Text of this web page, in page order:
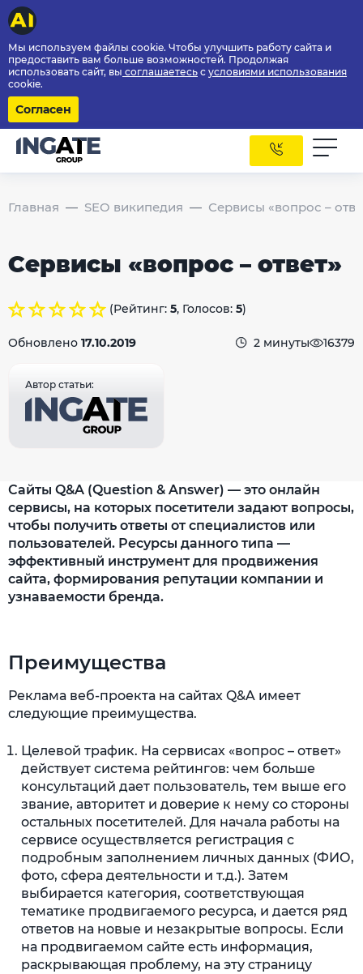
Мы используем файлы cookie. Чтобы улучшить работу сайта и
предоставить вам больше возможностей. Продолжая
использовать сайт, вы соглашаетесь с условиями использования
cookie.
Согласен
Главная SEO википедия Сервисы «вопрос –
Сервисы «вопрос – ответ»
(Рейтинг: 5, Голосов: 5)
Обновлено 17.10.2019 2 минуты 16379
Автор статьи:
Сайты Q&A (Question & Answer) — это онлайн
сервисы, на которых посетители задают вопросы,
чтобы получить ответы от специалистов или
пользователей. Ресурсы данного типа —
эффективный инструмент для продвижения
сайта, формирования репутации компании и
узнаваемости бренда.
Преимущества
Реклама веб-проекта на сайтах Q&A имеет
следующие преимущества.
Целевой трафик. На сервисах «вопрос – ответ»
действует система рейтингов: чем больше
консультаций дает пользователь, тем выше его
звание, авторитет и доверие к нему со стороны
остальных посетителей. Для начала работы на
сервисе осуществляется регистрация с
подробным заполнением личных данных (ФИО,
фото, сфера деятельности и т.д.). Затем
выбирается категория, соответствующая
тематике продвигаемого ресурса, и дается ряд
ответов на новые и незакрытые вопросы. Если
на продвигаемом сайте есть информация,
раскрывающая проблему, на эту страницу